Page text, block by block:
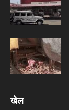
खेल